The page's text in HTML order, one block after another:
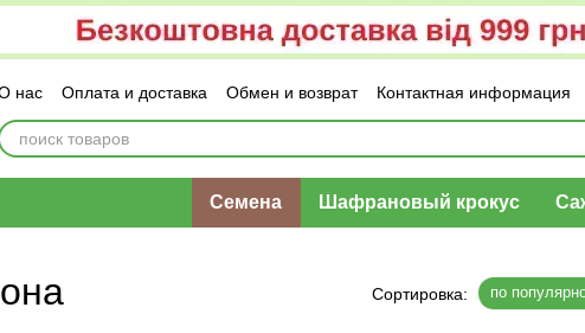
нас Оплата и доставка Обмен и возврат Контактная информация
Семена Шафрановый крокус
Сортировка: по